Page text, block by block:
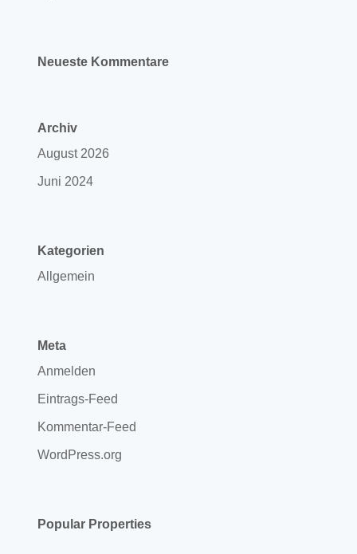
Neueste Kommentare
Archiv
August 2026
Juni 2024
Kategorien
Allgemein
Meta
Anmelden
Eintrags-Feed
Kommentar-Feed
WordPress.org
Popular Properties